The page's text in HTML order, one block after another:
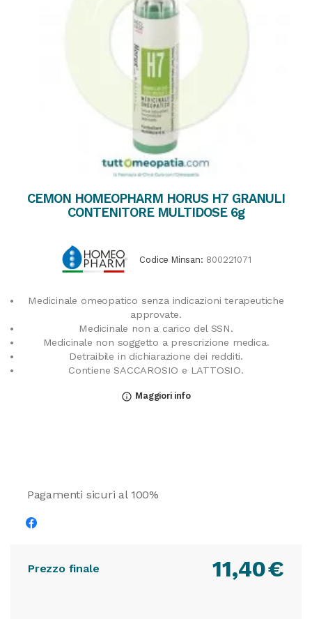
CEMON HOMEOPHARM HORUS H7 GRANULI
CONTENITORE MULTIDOSE 6g
Codice Minsan: 800221071
Medicinale omeopatico senza indicazioni terapeutiche
approvate.
Medicinale non a carico del SSN.
Medicinale non soggetto a prescrizione medica.
Detraibile in dichiarazione dei redditi.
Contiene SACCAROSIO e LATTOSIO.
info_outline Maggiori info
Pagamenti sicuri al 100%
Prezzo finale €
11,40